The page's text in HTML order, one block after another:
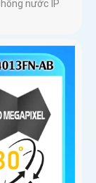
nước IP